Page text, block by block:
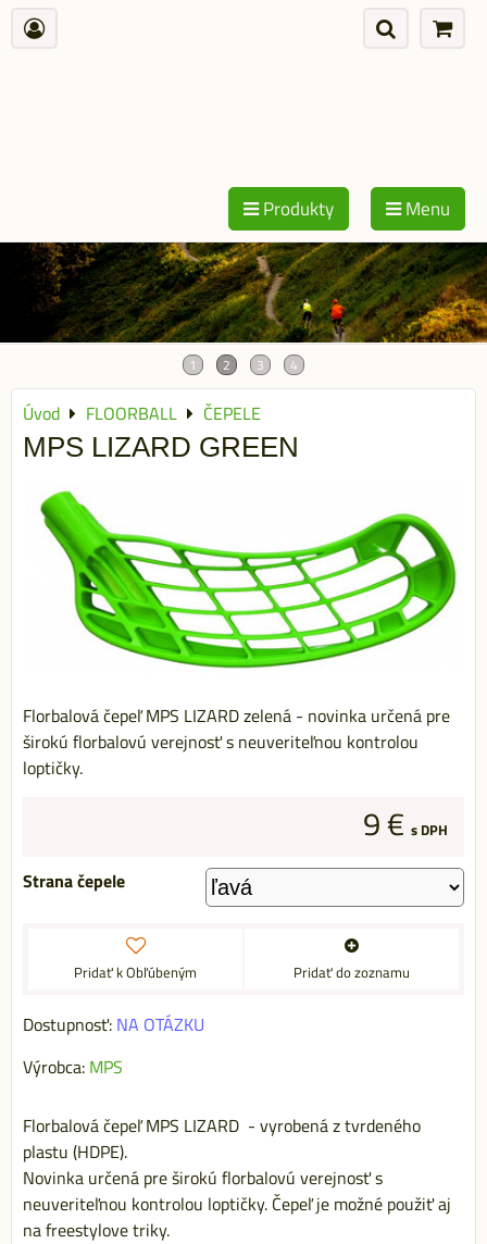
Produkty Menu
Úvod FLOORBALL ČEPELE
MPS LIZARD GREEN
Florbalová čepeľ MPS LIZARD zelená - novinka určená pre
širokú florbalovú verejnosť s neuveriteľnou kontrolou
loptičky.
9 € s DPH
Strana čepele
Pridať k Obľúbeným Pridať do zoznamu
Dostupnosť: NA OTÁZKU
Výrobca: MPS
Florbalová čepeľ MPS LIZARD - vyrobená z tvrdeného
plastu (HDPE).
Novinka určená pre širokú florbalovú verejnosť s
neuveriteľnou kontrolou loptičky. Čepeľ je možné použiť aj
na freestylove triky.